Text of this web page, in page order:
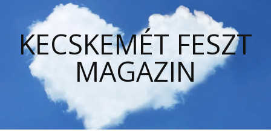
KECSKEMÉT FESZT
MAGAZIN